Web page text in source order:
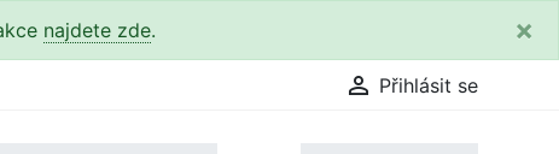
najdete zde. ×
 Přihlásit se